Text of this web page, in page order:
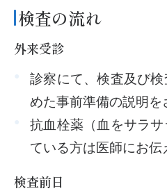
検査の流れ
外来受診
診察にて、検査及び
めた事前準備の説明を
抗血栓薬（血をサラ
ている方は医師にお伝
検査前日